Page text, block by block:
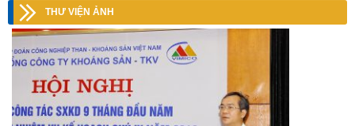
THƯ VIỆN ẢNH